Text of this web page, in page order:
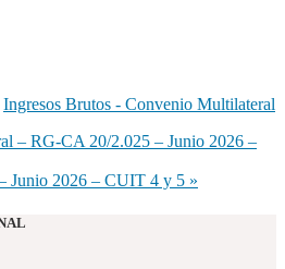
Ingresos Brutos - Convenio Multilateral
– RG-CA 20/2.025 – Junio 2026 –
Junio 2026 – CUIT 4 y 5 »